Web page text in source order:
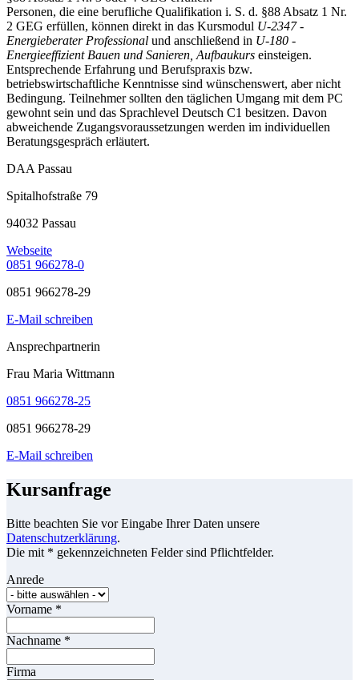
Personen, die eine berufliche Qualifikation i. S. d. §88 Absatz 1 Nr.
2 GEG erfüllen, können direkt in das Kursmodul U-2347 -
Energieberater Professional und anschließend in U-180 -
Energieeffizient Bauen und Sanieren, Aufbaukurs einsteigen.
Entsprechende Erfahrung und Berufspraxis bzw.
betriebswirtschaftliche Kenntnisse sind wünschenswert, aber nicht
Bedingung. Teilnehmer sollten den täglichen Umgang mit dem PC
gewohnt sein und das Sprachlevel Deutsch C1 besitzen. Davon
abweichende Zugangsvoraussetzungen werden im individuellen
Beratungsgespräch erläutert.
DAA Passau
Spitalhofstraße 79
94032 Passau
Webseite
0851 966278-0
0851 966278-29
E-Mail schreiben
Ansprechpartnerin
Frau Maria Wittmann
0851 966278-25
0851 966278-29
E-Mail schreiben
Kursanfrage
Bitte beachten Sie vor Eingabe Ihrer Daten unsere
Datenschutzerklärung.
Die mit * gekennzeichneten Felder sind Pflichtfelder.
Anrede
Vorname *
Nachname *
Firma